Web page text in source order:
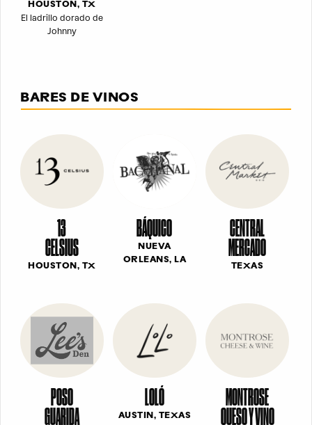
HOUSTON, TX
El ladrillo dorado de
Johnny
BARES DE VINOS
13
CELSIUS
HOUSTON, TX
BÁQUICO
NUEVA
ORLEANS, LA
CENTRAL
MERCADO
TEXAS
POSO
GUARIDA
LOLÓ
AUSTIN, TEXAS
MONTROSE
QUESO Y VINO